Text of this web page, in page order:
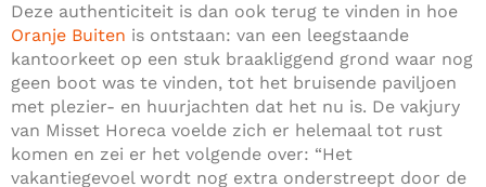
Deze authenticiteit is dan ook terug te vinden in hoe
Oranje Buiten is ontstaan: van een leegstaande
kantoorkeet op een stuk braakliggend grond waar nog
geen boot was te vinden, tot het bruisende paviljoen
met plezier- en huurjachten dat het nu is. De vakjury
van Misset Horeca voelde zich er helemaal tot rust
komen en zei er het volgende over: “Het
vakantiegevoel wordt nog extra onderstreept door de